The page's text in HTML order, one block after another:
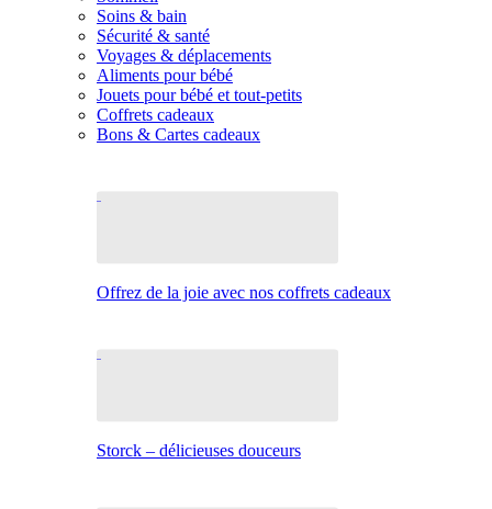
Soins & bain
Sécurité & santé
Voyages & déplacements
Aliments pour bébé
Jouets pour bébé et tout-petits
Coffrets cadeaux
Bons & Cartes cadeaux
Offrez de la joie avec nos coffrets cadeaux
Storck – délicieuses douceurs